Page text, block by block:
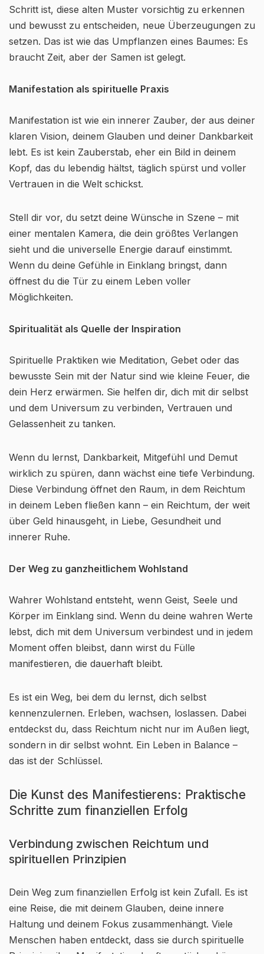
Schritt ist, diese alten Muster vorsichtig zu erkennen
und bewusst zu entscheiden, neue Überzeugungen zu
setzen. Das ist wie das Umpflanzen eines Baumes: Es
braucht Zeit, aber der Samen ist gelegt.
Manifestation als spirituelle Praxis
Manifestation ist wie ein innerer Zauber, der aus deiner
klaren Vision, deinem Glauben und deiner Dankbarkeit
lebt. Es ist kein Zauberstab, eher ein Bild in deinem
Kopf, das du lebendig hältst, täglich spürst und voller
Vertrauen in die Welt schickst.
Stell dir vor, du setzt deine Wünsche in Szene – mit
einer mentalen Kamera, die dein größtes Verlangen
sieht und die universelle Energie darauf einstimmt.
Wenn du deine Gefühle in Einklang bringst, dann
öffnest du die Tür zu einem Leben voller
Möglichkeiten.
Spiritualität als Quelle der Inspiration
Spirituelle Praktiken wie Meditation, Gebet oder das
bewusste Sein mit der Natur sind wie kleine Feuer, die
dein Herz erwärmen. Sie helfen dir, dich mit dir selbst
und dem Universum zu verbinden, Vertrauen und
Gelassenheit zu tanken.
Wenn du lernst, Dankbarkeit, Mitgefühl und Demut
wirklich zu spüren, dann wächst eine tiefe Verbindung.
Diese Verbindung öffnet den Raum, in dem Reichtum
in deinem Leben fließen kann – ein Reichtum, der weit
über Geld hinausgeht, in Liebe, Gesundheit und
innerer Ruhe.
Der Weg zu ganzheitlichem Wohlstand
Wahrer Wohlstand entsteht, wenn Geist, Seele und
Körper im Einklang sind. Wenn du deine wahren Werte
lebst, dich mit dem Universum verbindest und in jedem
Moment offen bleibst, dann wirst du Fülle
manifestieren, die dauerhaft bleibt.
Es ist ein Weg, bei dem du lernst, dich selbst
kennenzulernen. Erleben, wachsen, loslassen. Dabei
entdeckst du, dass Reichtum nicht nur im Außen liegt,
sondern in dir selbst wohnt. Ein Leben in Balance –
das ist der Schlüssel.
Die Kunst des Manifestierens: Praktische
Schritte zum finanziellen Erfolg
Verbindung zwischen Reichtum und
spirituellen Prinzipien
Dein Weg zum finanziellen Erfolg ist kein Zufall. Es ist
eine Reise, die mit deinem Glauben, deine innere
Haltung und deinem Fokus zusammenhängt. Viele
Menschen haben entdeckt, dass sie durch spirituelle